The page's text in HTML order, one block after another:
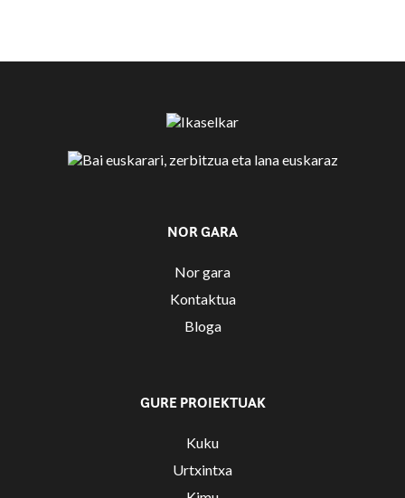
NOR GARA
Nor gara
Kontaktua
Bloga
GURE PROIEKTUAK
Kuku
Urtxintxa